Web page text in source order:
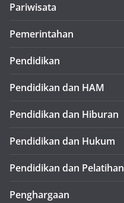
Pariwisata
Pemerintahan
Pendidikan
Pendidikan dan HAM
Pendidikan dan Hiburan
Pendidikan dan Hukum
Pendidikan dan Pelatihan
Penghargaan